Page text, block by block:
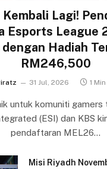
Lagi!
Esports League
dengan Hadiah
RM246,500
31 Jul, 2026 1
untuk komuniti gamers
(ESI) dan KBS
pendaftaran MEL26…
Misi Riyadh